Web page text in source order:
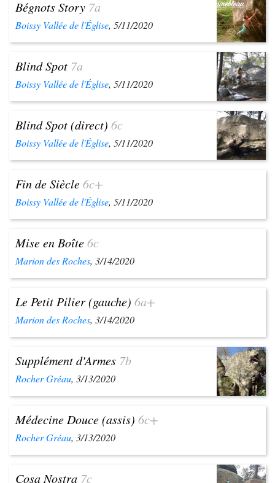
Bégnots Story 7a
Boissy Vallée de l'Église, 5/11/2020
Blind Spot 7a
Boissy Vallée de l'Église, 5/11/2020
Blind Spot (direct) 6c
Boissy Vallée de l'Église, 5/11/2020
Fin de Siècle6c+
Boissy Vallée de l'Église, 5/11/2020
Mise en Boîte6c
Marion des Roches, 3/14/2020
Le Petit Pilier (gauche) 6a+
Marion des Roches, 3/14/2020
Supplément d'Armes 7b
Rocher Gréau, 3/13/2020
Médecine Douce (assis) 6c+
Rocher Gréau, 3/13/2020
Cosa Nostra 7c